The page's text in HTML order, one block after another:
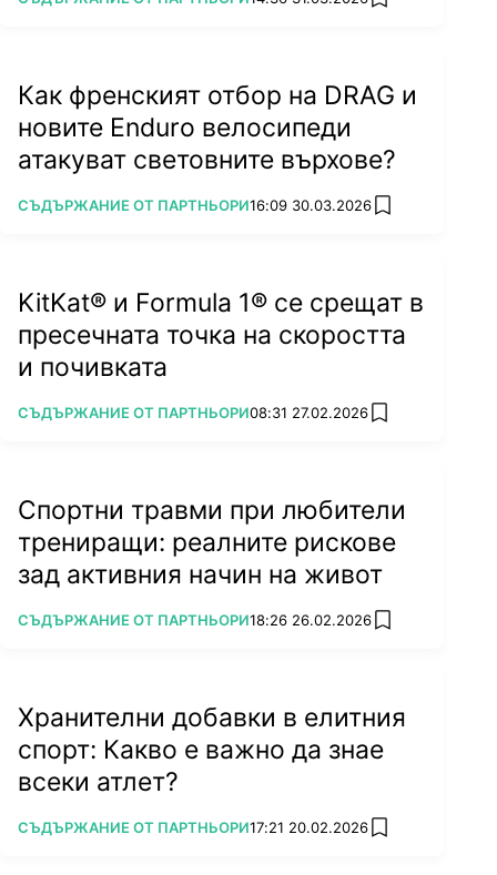
add favorites
Как френският отбор на DRAG и
новите Enduro велосипеди
атакуват световните върхове?
ПОВЕЧЕ ОТ
СЪДЪРЖАНИЕ ОТ ПАРТНЬОРИ16:09 30.03.2026 add favorites
KitKat® и Formula 1® се срещат в
пресечната точка на скоростта
и почивката
ПОВЕЧЕ ОТ
СЪДЪРЖАНИЕ ОТ ПАРТНЬОРИ08:31 27.02.2026 add favorites
Спортни травми при любители
трениращи: реалните рискове
зад активния начин на живот
ПОВЕЧЕ ОТ
СЪДЪРЖАНИЕ ОТ ПАРТНЬОРИ18:26 26.02.2026 add favorites
Хранителни добавки в елитния
спорт: Какво е важно да знае
всеки атлет?
ПОВЕЧЕ ОТ
СЪДЪРЖАНИЕ ОТ ПАРТНЬОРИ17:21 20.02.2026 add favorites